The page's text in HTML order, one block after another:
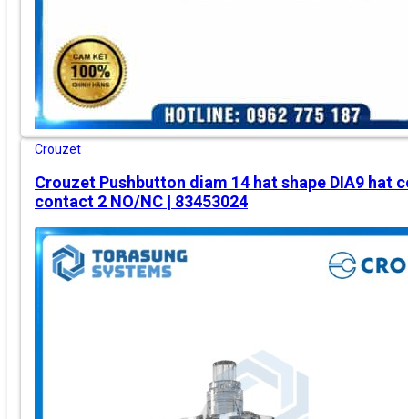
Crouzet
Crouzet Pushbutton diam 14 hat shape DIA9 hat
contact 2 NO/NC | 83453024